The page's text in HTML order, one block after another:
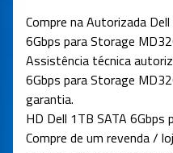
Compre na Autorizada
6Gbps para Storage
Assistência técnica
6Gbps para Storage
garantia.
HD Dell 1TB SATA
Compre de um revenda /